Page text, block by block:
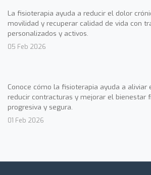
La fisioterapia ayuda a reducir el dolor
movilidad y recuperar calidad de vida con
personalizados y activos.
05 Feb 2026
Conoce cómo la fisioterapia ayuda a aliviar
reducir contracturas y mejorar el bienestar
progresiva y segura.
01 Feb 2026